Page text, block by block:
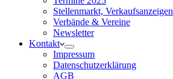
Stellenmarkt, Verkaufsanzeigen
Verbände & Vereine
Newsletter
Kontakt
Impressum
Datenschutzerklärung
AGB